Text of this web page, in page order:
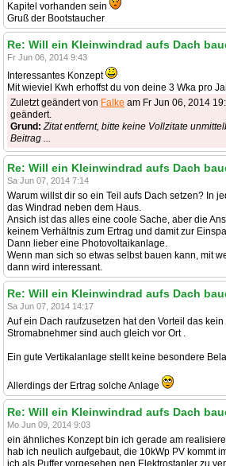
Kapitel vorhanden sein
Gruß der Bootstaucher
Re: Will ein Kleinwindrad aufs Dach
Fr Jun 06, 2014 9:43
Interessantes Konzept
Mit wieviel Kwh erhoffst du von deine 3 Wka pro
Zuletzt geändert von Falke am Fr Jun 06, 2014
geändert.
Grund: Zitat entfernt, bitte keine Vollzitate
Beitrag ...
Re: Will ein Kleinwindrad aufs Dach
Sa Jun 07, 2014 7:14
Warum willst dir so ein Teil aufs Dach setzen? In
das Windrad neben dem Haus.
Ansich ist das alles eine coole Sache, aber die
keinem Verhältnis zum Ertrag und damit zur
Dann lieber eine Photovoltaikanlage.
Wenn man sich so etwas selbst bauen kann, mit
dann wird interessant.
Re: Will ein Kleinwindrad aufs Dach
Sa Jun 07, 2014 14:17
Auf ein Dach raufzusetzen hat den Vorteil das
Stromabnehmer sind auch gleich vor Ort .
Ein gute Vertikalanlage stellt keine besondere
Allerdings der Ertrag solche Anlage
Re: Will ein Kleinwindrad aufs Dach
Mo Jun 09, 2014 9:03
ein ähnliches Konzept bin ich gerade am
hab ich neulich aufgebaut, die 10kWp PV kommt
ich als Puffer vorgesehen nen Elektrostapler zu